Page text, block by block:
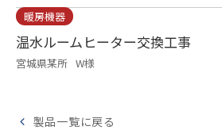
暖房機器
温水ルームヒーター交換工事
宮城県某所 W様
製品一覧に戻る